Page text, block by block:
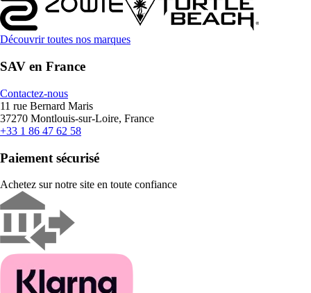
Découvrir toutes nos marques
SAV en France
Contactez-nous
11 rue Bernard Maris
37270 Montlouis-sur-Loire, France
+33 1 86 47 62 58
Paiement sécurisé
Achetez sur notre site en toute confiance